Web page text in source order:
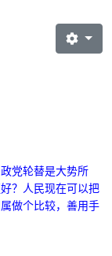
政党轮替是大势所
？人民现在可以把
做个比较，善用手